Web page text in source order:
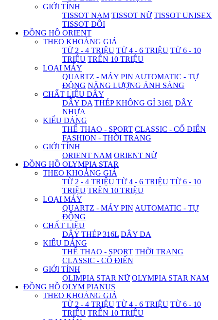
GIỚI TÍNH
TISSOT NAM TISSOT NỮ TISSOT UNISEX
TISSOT ĐÔI
ĐỒNG HỒ ORIENT
THEO KHOẢNG GIÁ
TỪ 2 - 4 TRIỆU TỪ 4 - 6 TRIỆU TỪ 6 - 10
TRIỆU TRÊN 10 TRIỆU
LOẠI MÁY
QUARTZ - MÁY PIN AUTOMATIC - TỰ
ĐỘNG NĂNG LƯỢNG ÁNH SÁNG
CHẤT LIỆU DÂY
DÂY DA THÉP KHÔNG GỈ 316L DÂY
NHỰA
KIỂU DÁNG
THỂ THAO - SPORT CLASSIC - CỔ ĐIỂN
FASHION - THỜI TRANG
GIỚI TÍNH
ORIENT NAM ORIENT NỮ
ĐỒNG HỒ OLYMPIA STAR
THEO KHOẢNG GIÁ
TỪ 2 - 4 TRIỆU TỪ 4 - 6 TRIỆU TỪ 6 - 10
TRIỆU TRÊN 10 TRIỆU
LOẠI MÁY
QUARTZ - MÁY PIN AUTOMATIC - TỰ
ĐỘNG
CHẤT LIỆU
DÂY THÉP 316L DÂY DA
KIỂU DÁNG
THỂ THAO - SPORT THỜI TRANG
CLASSIC - CỔ ĐIỂN
GIỚI TÍNH
OLIMPIA STAR NỮ OLYMPIA STAR NAM
ĐỒNG HỒ OLYM PIANUS
THEO KHOẢNG GIÁ
TỪ 2 - 4 TRIỆU TỪ 4 - 6 TRIỆU TỪ 6 - 10
TRIỆU TRÊN 10 TRIỆU